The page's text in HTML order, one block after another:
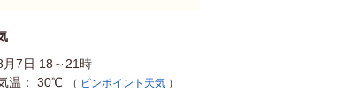
月7日 18～21時
温： 30℃
（ ピンポイント天気 ）